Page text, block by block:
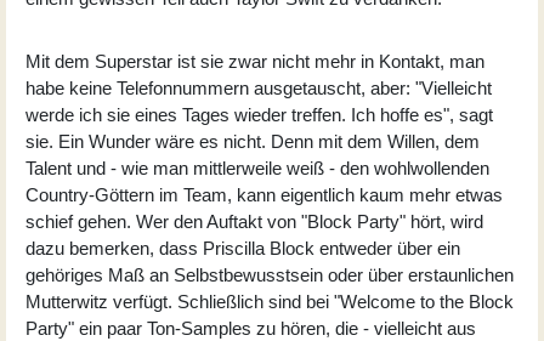
Mit dem Superstar ist sie zwar nicht mehr in Kontakt, man
habe keine Telefonnummern ausgetauscht, aber: "Vielleicht
werde ich sie eines Tages wieder treffen. Ich hoffe es", sagt
sie. Ein Wunder wäre es nicht. Denn mit dem Willen, dem
Talent und - wie man mittlerweile weiß - den wohlwollenden
Country-Göttern im Team, kann eigentlich kaum mehr etwas
schief gehen. Wer den Auftakt von "Block Party" hört, wird
dazu bemerken, dass Priscilla Block entweder über ein
gehöriges Maß an Selbstbewusstsein oder über erstaunlichen
Mutterwitz verfügt. Schließlich sind bei "Welcome to the Block
Party" ein paar Ton-Samples zu hören, die - vielleicht aus